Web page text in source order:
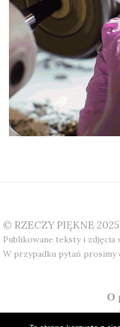
© RZECZY PIĘKNE 2025
Publikowane teksty i
W przypadku pytań prosimy